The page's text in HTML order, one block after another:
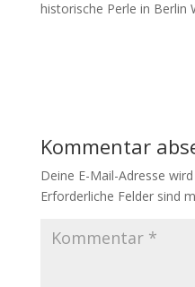
historische Perle in Berlin
Kommentar
Deine E-Mail-Adresse
Erforderliche Felder sind